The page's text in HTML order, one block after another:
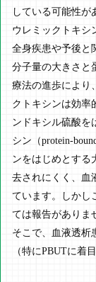
している可能性が
ウレミックトキシ
全身疾患や予後と
分子量の大きさと
療法の進歩により
クトキシンは効率
ンドキシル硫酸を
シン（protein-
ンをはじめとする
去されにくく、血
ています。しかし
ては報告がありま
そこで、血液透析
（特にPBUTに着